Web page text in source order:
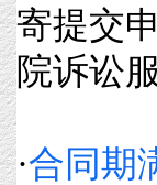
寄提交
院诉讼
·合同期